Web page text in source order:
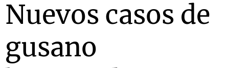
Nuevos casos de
gusano